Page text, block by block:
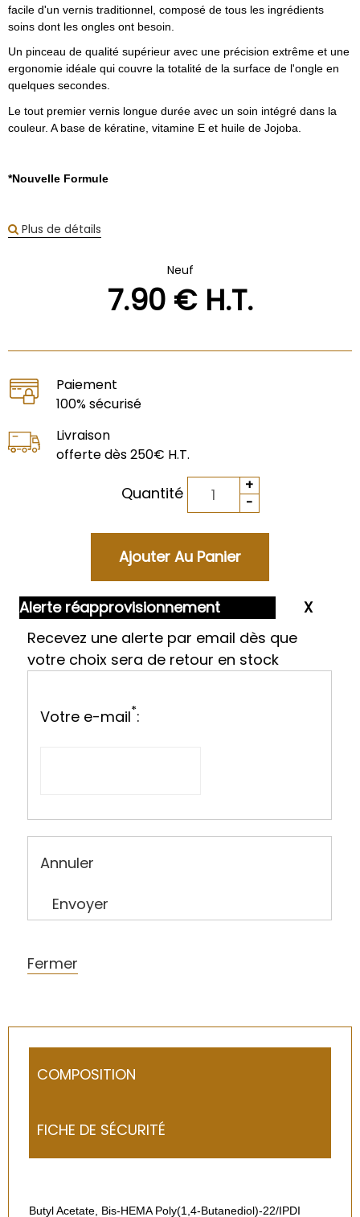
facile d'un vernis traditionnel, composé de tous les ingrédients
soins dont les ongles ont besoin.
Un pinceau de qualité supérieur avec une précision extrême et une
ergonomie idéale qui couvre la totalité de la surface de l'ongle en
quelques secondes.
Le tout premier vernis longue durée avec un soin intégré dans la
couleur. A base de kératine, vitamine E et huile de Jojoba.
*Nouvelle Formule
Plus de détails
Neuf
7.90€ H.T.
Paiement
100% sécurisé
Livraison
offerte dès 250€ H.T.
Quantité
Alerte réapprovisionnement
Recevez une alerte par email dès que
votre choix sera de retour en stock
Votre e-mail*:
Annuler
Envoyer
Fermer
COMPOSITION
FICHE DE SÉCURITÉ
Butyl Acetate, Bis-HEMA Poly(1,4-Butanediol)-22/IPDI